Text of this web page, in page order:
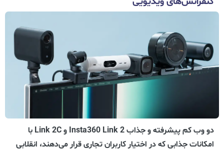
دو وب کم پیشرفته و جذاب Insta360 Link 2 و Link 2C با
امکانات جذابی که در اختیار کاربران تجاری قرار می‌دهند، انقلابی